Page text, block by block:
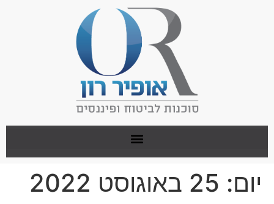
יום: 25 באוגוסט 2022